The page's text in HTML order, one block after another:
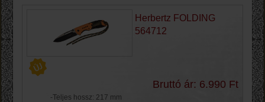
Herbertz FOLDING
564712
Bruttó ár: 6.990 Ft
-Teljes hossz: 217 mm